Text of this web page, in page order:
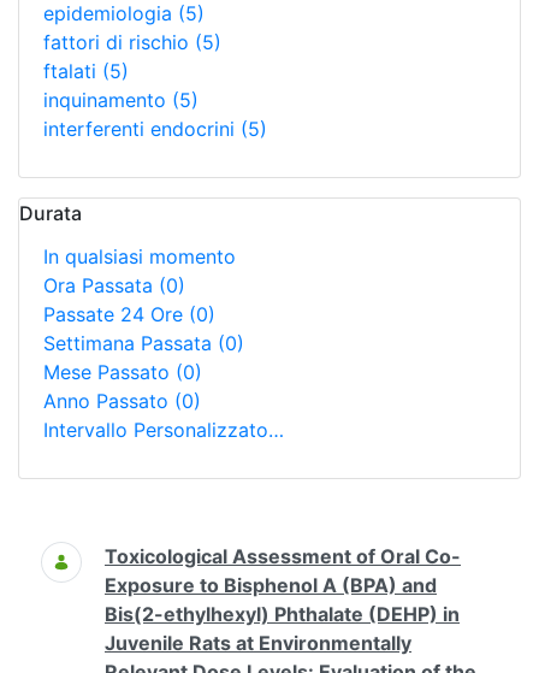
epidemiologia (5)
fattori di rischio (5)
ftalati (5)
inquinamento (5)
interferenti endocrini (5)
Durata
In qualsiasi momento
Ora Passata (0)
Passate 24 Ore (0)
Settimana Passata (0)
Mese Passato (0)
Anno Passato (0)
Intervallo Personalizzato…
Ricerca
Toxicological Assessment of Oral Co-
Exposure to Bisphenol A (BPA) and
Bis(2-ethylhexyl) Phthalate (DEHP) in
Juvenile Rats at Environmentally